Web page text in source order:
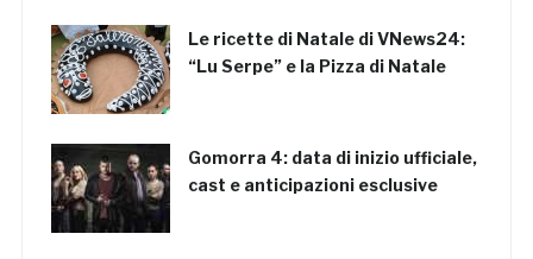
Le ricette di Natale di VNews24:
“Lu Serpe” e la Pizza di Natale
Gomorra 4: data di inizio ufficiale,
cast e anticipazioni esclusive